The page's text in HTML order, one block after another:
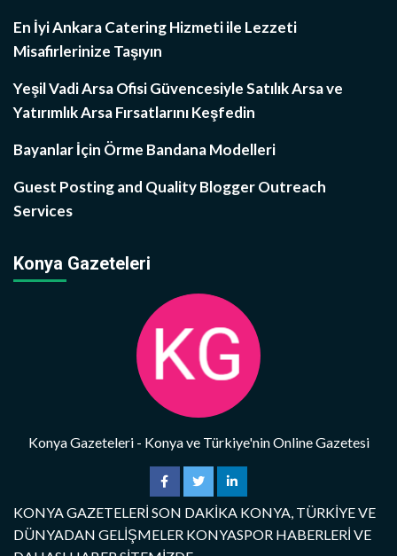
En İyi Ankara Catering Hizmeti ile Lezzeti
Misafirlerinize Taşıyın
Yeşil Vadi Arsa Ofisi Güvencesiyle Satılık Arsa ve
Yatırımlık Arsa Fırsatlarını Keşfedin
Bayanlar İçin Örme Bandana Modelleri
Guest Posting and Quality Blogger Outreach
Services
Konya Gazeteleri
Konya Gazeteleri - Konya ve Türkiye'nin Online Gazetesi
KONYA GAZETELERİ SON DAKİKA KONYA, TÜRKİYE VE
DÜNYADAN GELİŞMELER KONYASPOR HABERLERİ VE